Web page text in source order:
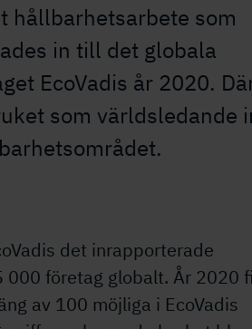
hållbarhetsarbete som
in till det globala
EcoVadis år 2020.
som världsledande
det inrapporterade
företag globalt. År 2020
av 100 möjliga i EcoVadis